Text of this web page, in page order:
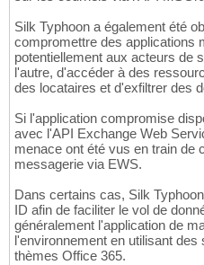
Silk Typhoon a également été
compromettre des applications
potentiellement aux acteurs de
l'autre, d'accéder à des
des locataires et d'exfiltrer des
Si l'application compromise
avec l'API Exchange Web
menace ont été vus en train de
messagerie via EWS.
Dans certains cas, Silk
ID afin de faciliter le vol de
généralement l'application de
l'environnement en utilisant
thèmes Office 365.